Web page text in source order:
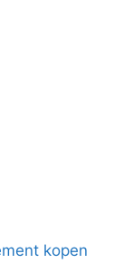
kopen